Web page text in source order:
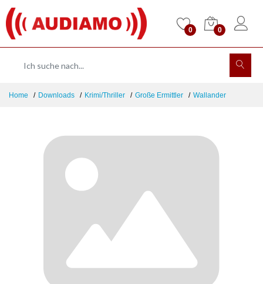
0 0
Home Downloads Krimi/Thriller Große Ermittler Wallander